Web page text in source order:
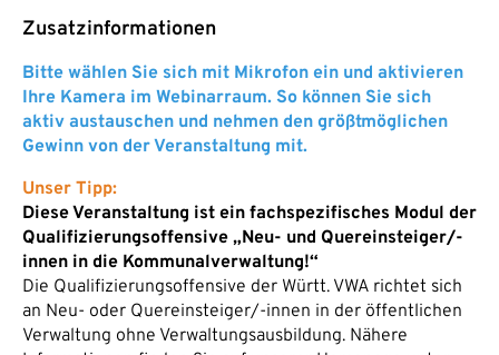
Zusatzinformationen
Bitte wählen Sie sich mit Mikrofon ein und aktivieren
Ihre Kamera im Webinarraum. So können Sie sich
aktiv austauschen und nehmen den größtmöglichen
Gewinn von der Veranstaltung mit.
Unser Tipp:
Diese Veranstaltung ist ein fachspezifisches Modul der
Qualifizierungsoffensive „Neu- und Quereinsteiger/-
innen in die Kommunalverwaltung!“
Die Qualifizierungsoffensive der Württ. VWA richtet sich
an Neu- oder Quereinsteiger/-innen in der öffentlichen
Verwaltung ohne Verwaltungsausbildung. Nähere